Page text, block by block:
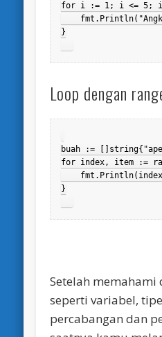
for i := 1; i <= 5;
}
Loop dengan
buah :=
for index, item :=
}
Setelah memahami
seperti variabel,
percabangan dan